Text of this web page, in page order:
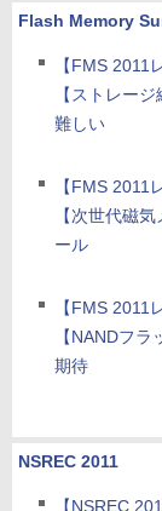
Flash Memory
【FMS 2011
【ストレー
難しい
【FMS 2011
【次世代磁
ール
【FMS 2011
【NANDフ
期待
NSREC 2011
【NSREC